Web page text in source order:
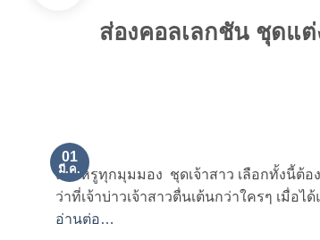
ส่องคอลเลกชัน ชุดแ
01
มี.ค.
สวยหรูทุกมุมมอง ชุดเจ้าสาว เลือกทั้งนี้ต้อ
ว่าที่เจ้าบ่าวเจ้าสาวตื่นเต้นกว่าใครๆ เมื่อ
อ่านต่อ…